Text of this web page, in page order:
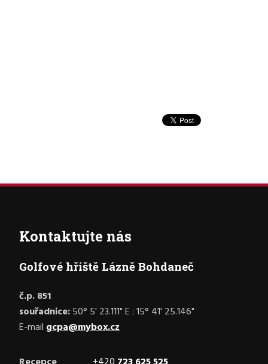
Kontaktujte nás
Golfové hřiště Lázně Bohdaneč
č.p. 851
souřadnice:50° 5' 23.111" E : 15° 41' 25.146"
E-mail gcpa@mybox.cz